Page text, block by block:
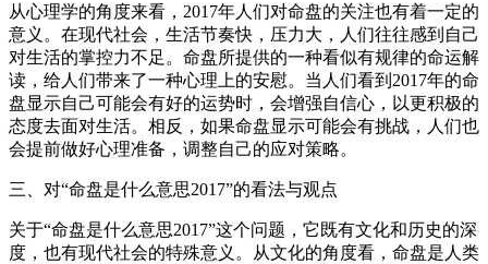
从心理学的角度来看，2017年人们对命盘的关注也有着一定的
意义。在现代社会，生活节奏快，压力大，人们往往感到自己
对生活的掌控力不足。命盘所提供的一种看似有规律的命运解
读，给人们带来了一种心理上的安慰。当人们看到2017年的命
盘显示自己可能会有好的运势时，会增强自信心，以更积极的
态度去面对生活。相反，如果命盘显示可能会有挑战，人们也
会提前做好心理准备，调整自己的应对策略。
三、对“命盘是什么意思2017”的看法与观点
关于“命盘是什么意思2017”这个问题，它既有文化和历史的深
度，也有现代社会的特殊意义。从文化的角度看，命盘是人类